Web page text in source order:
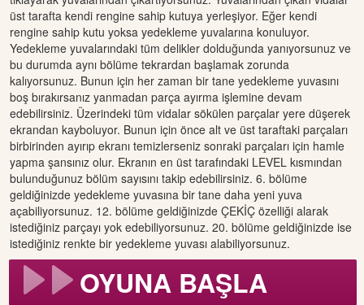
üst tarafta kendi rengine sahip kutuya yerleşiyor. Eğer kendi
rengine sahip kutu yoksa yedekleme yuvalarına konuluyor.
Yedekleme yuvalarındaki tüm delikler dolduğunda yanıyorsunuz ve
bu durumda aynı bölüme tekrardan başlamak zorunda
kalıyorsunuz. Bunun için her zaman bir tane yedekleme yuvasını
boş bırakırsanız yanmadan parça ayırma işlemine devam
edebilirsiniz. Üzerindeki tüm vidalar sökülen parçalar yere düşerek
ekrandan kayboluyor. Bunun için önce alt ve üst taraftaki parçaları
birbirinden ayırıp ekranı temizlerseniz sonraki parçaları için hamle
yapma şansınız olur. Ekranın en üst tarafındaki LEVEL kısmından
bulunduğunuz bölüm sayısını takip edebilirsiniz. 6. bölüme
geldiğinizde yedekleme yuvasına bir tane daha yeni yuva
açabiliyorsunuz. 12. bölüme geldiğinizde ÇEKİÇ özelliği alarak
istediğiniz parçayı yok edebiliyorsunuz. 20. bölüme geldiğinizde ise
istediğiniz renkte bir yedekleme yuvası alabiliyorsunuz.
OYUNA BAŞLA